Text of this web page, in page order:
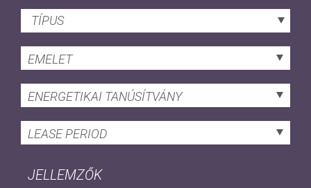
TÍPUS
EMELET
ENERGETIKAI TANÚSÍTVÁNY
LEASE PERIOD
JELLEMZŐK